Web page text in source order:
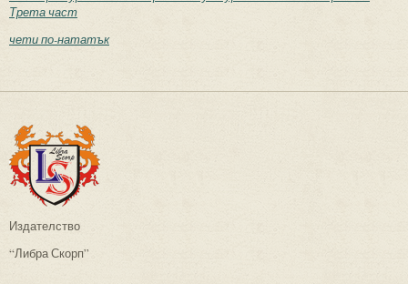
Трета част
чети по-нататък
Издателство
“Либра Скорп”